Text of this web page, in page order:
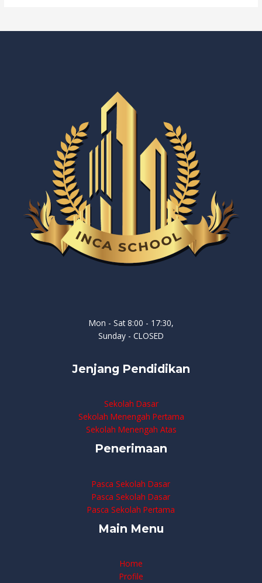
Mon - Sat 8:00 - 17:30,
Sunday - CLOSED
Jenjang Pendidikan
Sekolah Dasar
Sekolah Menengah Pertama
Sekolah Menengah Atas
Penerimaan
Pasca Sekolah Dasar
Pasca Sekolah Dasar
Pasca Sekolah Pertama
Main Menu
Home
Profile